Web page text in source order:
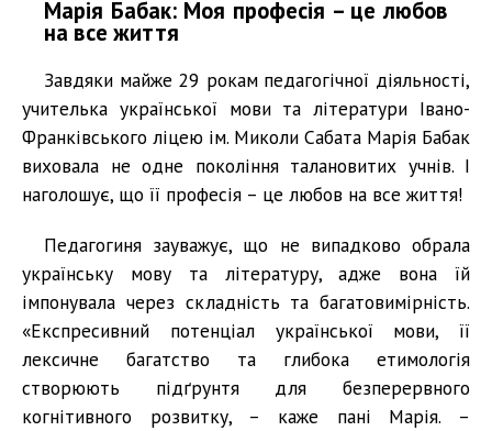
Марія Бабак: Моя професія – це любов
на все життя
Завдяки майже 29 рокам педагогічної діяльності,
учителька української мови та літератури Івано-
Франківського ліцею ім. Миколи Сабата Марія Бабак
виховала не одне покоління талановитих учнів. І
наголошує, що її професія – це любов на все життя!
Педагогиня зауважує, що не випадково обрала
українську мову та літературу, адже вона їй
імпонувала через складність та багатовимірність.
«Експресивний потенціал української мови, її
лексичне багатство та глибока етимологія
створюють підґрунтя для безперервного
когнітивного розвитку, – каже пані Марія. –